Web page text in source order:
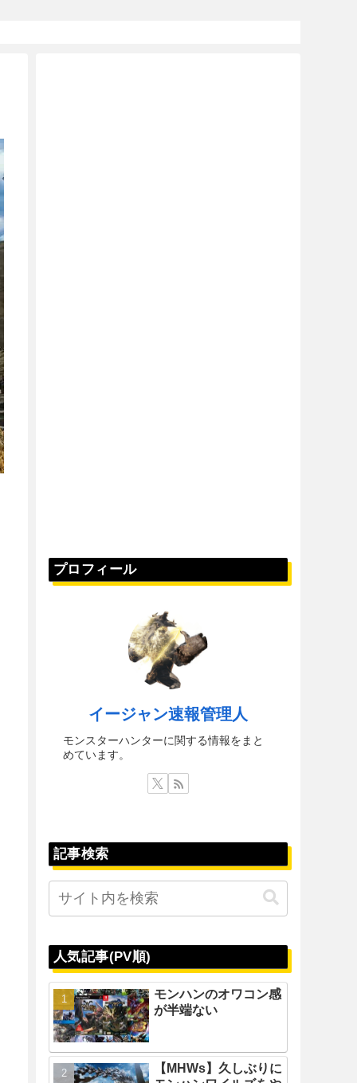
プロフィール
イージャン速報管理人
モンスターハンターに関する情報をまと
めています。
記事検索
人気記事(PV順)
モンハンのオワコン感
が半端ない
【MHWs】久しぶりに